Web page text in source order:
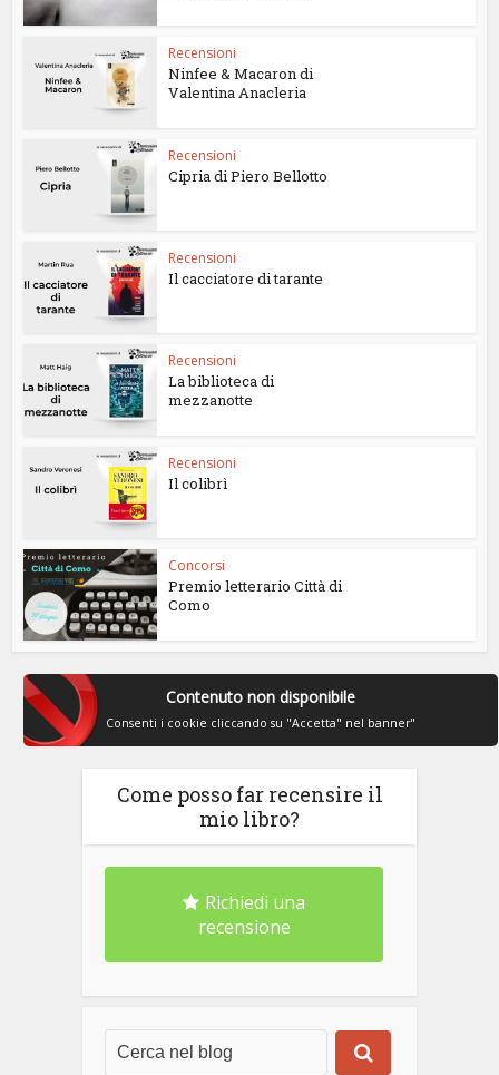
Recensioni
Ninfee & Macaron di
Valentina Anacleria
Recensioni
Cipria di Piero Bellotto
Recensioni
Il cacciatore di tarante
Recensioni
La biblioteca di
mezzanotte
Recensioni
Il colibrì
Concorsi
Premio letterario Città di
Como
Contenuto non disponibile
Consenti i cookie cliccando su "Accetta" nel banner"
Come posso far recensire il
mio libro?
Richiedi una
recensione